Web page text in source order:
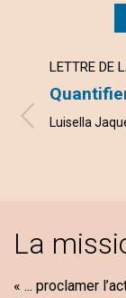
LETTRE DE
Luisella
La
« ... proclamer